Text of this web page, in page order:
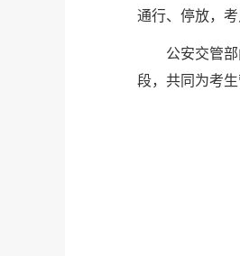
通行、停放，
公安交管
段，共同为考